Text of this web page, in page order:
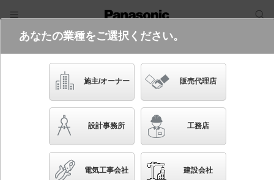
電気・建築設備（ビジネス）
フリーワード
品番・キーワード
XND0679WN LE9
起動方式違いの商品を見る
あなたの業種をご選択ください。
施主/オーナー 販売代理店
設計事務所 工務店
電気工事会社 建設会社